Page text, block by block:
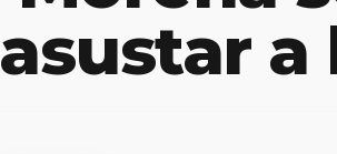
asustar a